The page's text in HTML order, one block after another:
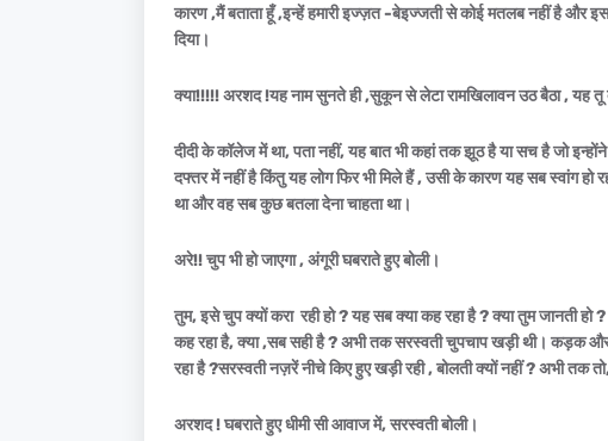
कारण ,मैं बताता हूँ ,इन्हें हमारी इज्ज़त -बेइज्जती से कोई मतलब नहीं है
दिया।
क्या!!!!! अरशद !यह नाम सुनते ही ,सुकून से लेटा रामखिलावन उठ बैठा , यह
दीदी के कॉलेज में था, पता नहीं, यह बात भी कहां तक झूठ है या सच है जो
दफ्तर में नहीं है किंतु यह लोग फिर भी मिले हैं , उसी के कारण यह सब स्वांग
था और वह सब कुछ बतला देना चाहता था।
अरे!! चुप भी हो जाएगा , अंगूरी घबराते हुए बोली।
तुम, इसे चुप क्यों करा रही हो ? यह सब क्या कह रहा है ? क्या तुम जानती
कह रहा है, क्या ,सब सही है ? अभी तक सरस्वती चुपचाप खड़ी थी। कड़क
रहा है ?सरस्वती नज़रें नीचे किए हुए खड़ी रही , बोलती क्यों नहीं ? अभी
अरशद ! घबराते हुए धीमी सी आवाज में, सरस्वती बोली।